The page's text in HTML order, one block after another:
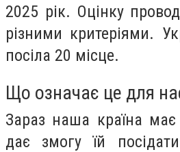
2025 рік. Оцінку
різними критеріями.
посіла 20 місце.
Що означає це для
Зараз наша країна
дає змогу їй